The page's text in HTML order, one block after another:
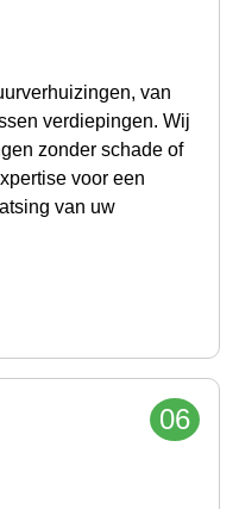
van
verdiepingen. Wij
zonder schade of
voor een
van uw
06